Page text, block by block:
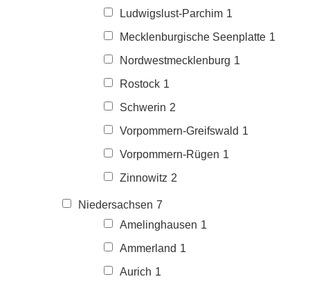
Ludwigslust-Parchim 1
Mecklenburgische Seenplatte 1
Nordwestmecklenburg 1
Rostock 1
Schwerin 2
Vorpommern-Greifswald 1
Vorpommern-Rügen 1
Zinnowitz 2
Niedersachsen 7
Amelinghausen 1
Ammerland 1
Aurich 1